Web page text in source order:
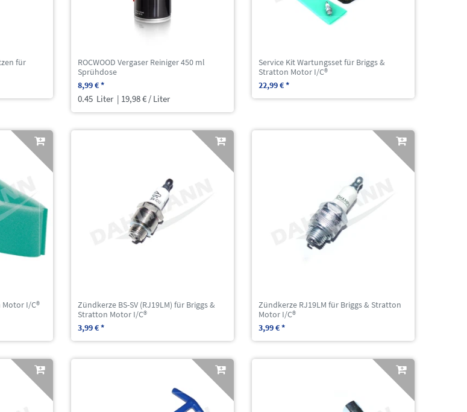
für
ROCWOOD Vergaser Reiniger 450 ml
Sprühdose
8,99 € *
0.45 Liter | 19,98 € / Liter
Service Kit Wartungsset für Briggs &
Stratton Motor I/C®
22,99 € *
I/C®
Zündkerze BS-SV (RJ19LM) für Briggs &
Stratton Motor I/C®
3,99 € *
Zündkerze RJ19LM für Briggs & Stratton
Motor I/C®
3,99 € *